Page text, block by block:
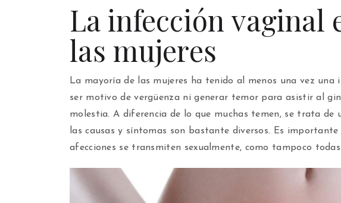
La infección vaginal
las mujeres
La mayoría de las mujeres ha tenido al menos una vez una
ser motivo de vergüenza ni generar temor para asistir al
molestia. A diferencia de lo que muchas temen, se trata de
las causas y síntomas son bastante diversos. Es
afecciones se transmiten sexualmente, como tampoco